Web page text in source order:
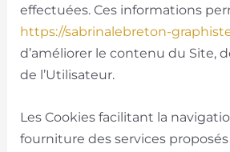
effectuées. Ces informations
https://sabrinalebreton-
d’améliorer le contenu du Site,
de l’Utilisateur.
Les Cookies facilitant la
fourniture des services proposés